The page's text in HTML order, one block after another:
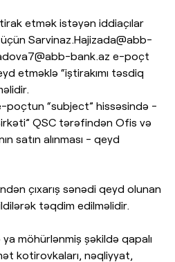
etmək istəyən iddiaçılar
Sarvinaz.Hajizada@abb-
bank.az e-poçt
etməklə “iştirakımı təsdiq
poçtun “subject” hissəsində -
QSC tərəfindən Ofis və
satın alınması - qeyd
çıxarış sənədi qeyd olunan
təqdim edilməlidir.
ya möhürlənmiş şəkildə qapalı
kotirovkaları, nəqliyyat,